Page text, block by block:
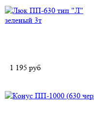
1 195 руб